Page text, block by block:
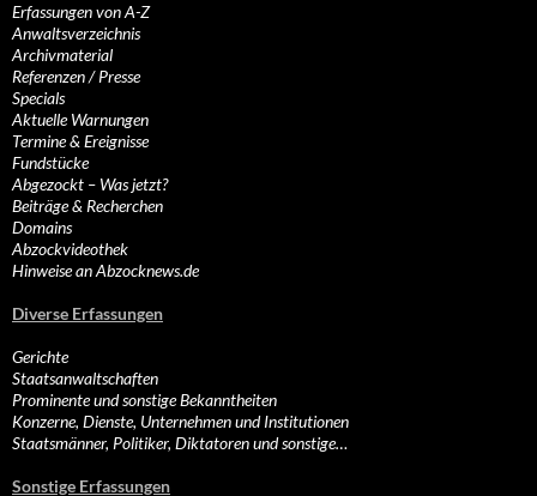
Erfassungen von A-Z
Anwaltsverzeichnis
Archivmaterial
Referenzen / Presse
Specials
Aktuelle Warnungen
Termine & Ereignisse
Fundstücke
Abgezockt – Was jetzt?
Beiträge & Recherchen
Domains
Abzockvideothek
Hinweise an Abzocknews.de
Diverse Erfassungen
Gerichte
Staatsanwaltschaften
Prominente und sonstige Bekanntheiten
Konzerne, Dienste, Unternehmen und Institutionen
Staatsmänner, Politiker, Diktatoren und sonstige…
Sonstige Erfassungen